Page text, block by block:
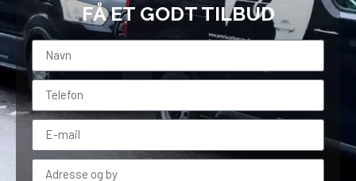
FÅ ET GODT TILBUD